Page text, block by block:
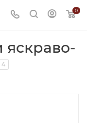
0
яскраво-
4